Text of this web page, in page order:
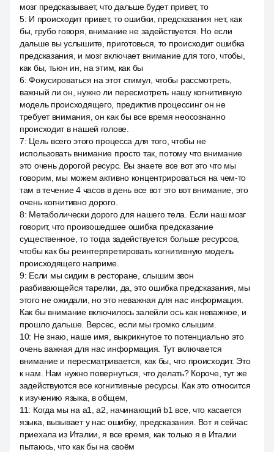
мозг предсказывает, что дальше будет привет, то
5: И происходит привет, то ошибки, предсказания нет, как
бы, грубо говоря, внимание не задействуется. Но если
дальше вы услышите, приготовься, то происходит ошибка
предсказания, и мозг включает внимание для того, чтобы,
как бы, тьюн ин, на этим, как бы
6:Фокусироваться на этот стимул, чтобы рассмотреть,
важный ли он, нужно ли пересмотреть нашу когнитивную
модель происходящего, предиктив процессинг он не
требует внимания, он как бы все время неосознанно
происходит в нашей голове.
7: Цель всего этого процесса для того, чтобы не
использовать внимание просто так, потому что внимание
это очень дорогой ресурс. Вы знаете все вот это что мы
говорим, мы можем активно концентрироваться на чем-то
там в течение 4 часов в день все вот это вот внимание, это
очень когнитивно дорого.
8: Метаболически дорого для нашего тела. Если наш мозг
говорит, что произошедшее ошибка предсказание
существенное, то тогда задействуется больше ресурсов,
чтобы как бы реинтерпретировать когнитивную модель
происходящего наприме.
9: Если мы сидим в ресторане, слышим звон
разбивающейся тарелки, да, это ошибка предсказания, мы
этого не ожидали, но это неважная для нас информация.
Как бы внимание включилось залейли ось как неважное, и
прошло дальше. Версес, если мы громко слышим.
10: Не знаю, наше имя, выкрикнутое то потенциально это
очень важная для нас информация. Тут включается
внимание и пересматривается, как бы, что происходит. Это
к нам. Нам нужно повернуться, что делать? Короче, тут же
задействуются все когнитивные ресурсы. Как это относится
к изучению языка, в общем,
11: Когда мы на a1, a2, начинающий b1 все, что касается
языка, вызывает у нас ошибку, предсказания. Вот я сейчас
приехала из Италии, я все время, как только я в Италии
пытаюсь, что как бы на своём